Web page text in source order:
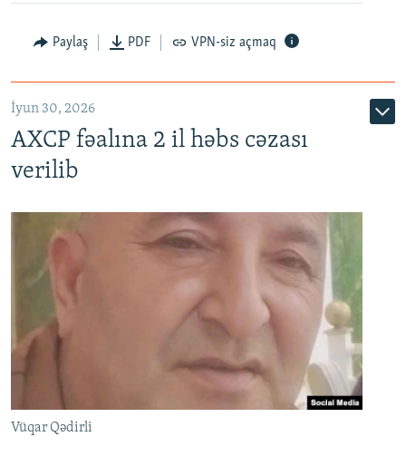
Paylaş PDF VPN-siz açmaq
İyun 30, 2026
AXCP fəalına 2 il həbs cəzası
verilib
Vüqar Qədirli